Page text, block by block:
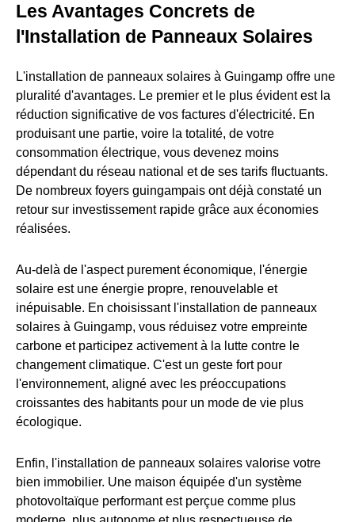
Les Avantages Concrets de
l'Installation de Panneaux Solaires
L'installation de panneaux solaires à Guingamp offre une
pluralité d'avantages. Le premier et le plus évident est la
réduction significative de vos factures d'électricité. En
produisant une partie, voire la totalité, de votre
consommation électrique, vous devenez moins
dépendant du réseau national et de ses tarifs fluctuants.
De nombreux foyers guingampais ont déjà constaté un
retour sur investissement rapide grâce aux économies
réalisées.
Au-delà de l'aspect purement économique, l'énergie
solaire est une énergie propre, renouvelable et
inépuisable. En choisissant l'installation de panneaux
solaires à Guingamp, vous réduisez votre empreinte
carbone et participez activement à la lutte contre le
changement climatique. C'est un geste fort pour
l'environnement, aligné avec les préoccupations
croissantes des habitants pour un mode de vie plus
écologique.
Enfin, l'installation de panneaux solaires valorise votre
bien immobilier. Une maison équipée d'un système
photovoltaïque performant est perçue comme plus